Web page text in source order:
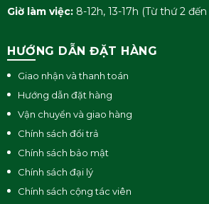
Giờ làm việc: 8-12h, 13-17h (Từ thứ 2
HƯỚNG DẪN ĐẶT HÀNG
Giao nhận và thanh toán
Hướng dẫn đặt hàng
Vận chuyển và giao hàng
Chính sách đổi trả
Chính sách bảo mật
Chính sách đại lý
Chính sách cộng tác viên